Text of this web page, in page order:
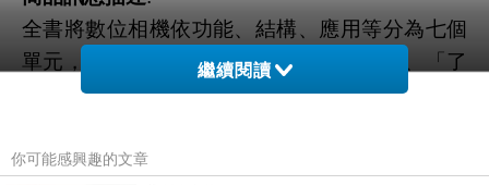
全書將數位相機依功能、結構、應用等分為七個
單元，分別為「買數位相機的12個理由」、「了
解你的數位相機」、「數位相機給你的12個驚
種技巧」、「保養與周邊產品選購」、「如何拍
繼續閱讀
你可能感興趣的文章